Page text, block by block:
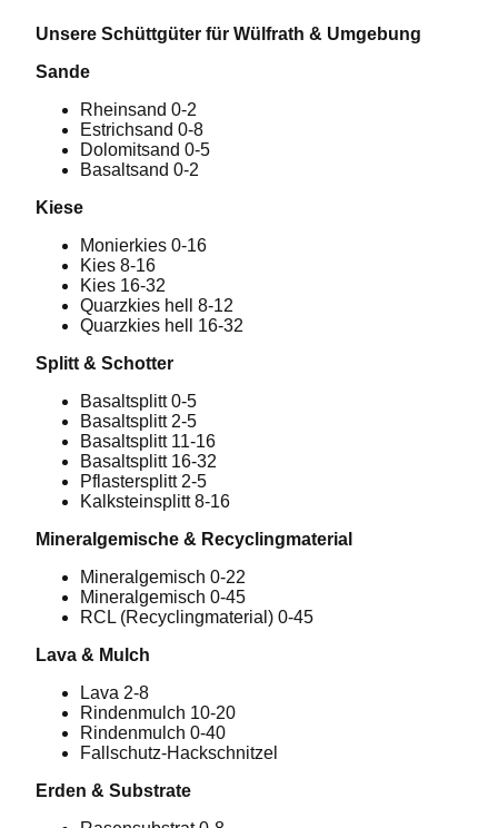
Unsere Schüttgüter für Wülfrath & Umgebung
Sande
Rheinsand 0-2
Estrichsand 0-8
Dolomitsand 0-5
Basaltsand 0-2
Kiese
Monierkies 0-16
Kies 8-16
Kies 16-32
Quarzkies hell 8-12
Quarzkies hell 16-32
Splitt & Schotter
Basaltsplitt 0-5
Basaltsplitt 2-5
Basaltsplitt 11-16
Basaltsplitt 16-32
Pflastersplitt 2-5
Kalksteinsplitt 8-16
Mineralgemische & Recyclingmaterial
Mineralgemisch 0-22
Mineralgemisch 0-45
RCL (Recyclingmaterial) 0-45
Lava & Mulch
Lava 2-8
Rindenmulch 10-20
Rindenmulch 0-40
Fallschutz-Hackschnitzel
Erden & Substrate